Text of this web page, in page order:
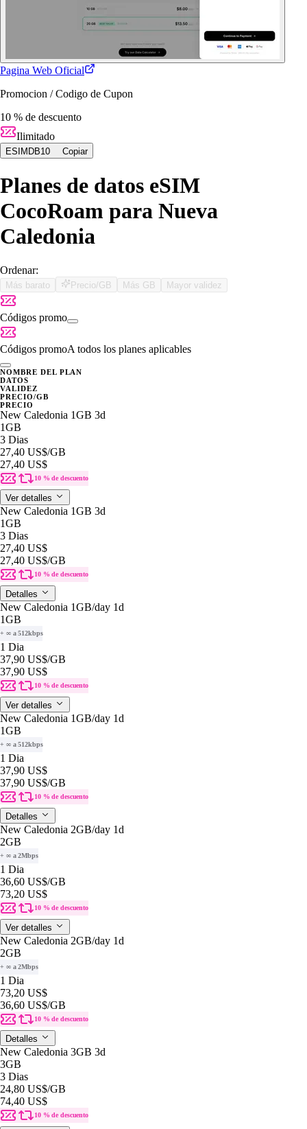
Pagina Web Oficial
Promocion / Codigo de Cupon
10 % de descuento
Ilimitado
ESIMDB10 Copiar
Planes de datos eSIM
CocoRoam para Nueva
Caledonia
Ordenar:
Más barato Precio/GB Más GB Mayor validez
Códigos promo
Códigos promoA todos los planes aplicables
NOMBRE DEL PLAN
DATOS
VALIDEZ
PRECIO/GB
PRECIO
New Caledonia 1GB 3d
1GB
3 Dias
27,40 US$/GB
27,40 US$
10 % de descuento
Ver detalles
New Caledonia 1GB 3d
1GB
3 Dias
27,40 US$
27,40 US$/GB
10 % de descuento
Detalles
New Caledonia 1GB/day 1d
1GB
+ ∞ a 512kbps
1 Dia
37,90 US$/GB
37,90 US$
10 % de descuento
Ver detalles
New Caledonia 1GB/day 1d
1GB
+ ∞ a 512kbps
1 Dia
37,90 US$
37,90 US$/GB
10 % de descuento
Detalles
New Caledonia 2GB/day 1d
2GB
+ ∞ a 2Mbps
1 Dia
36,60 US$/GB
73,20 US$
10 % de descuento
Ver detalles
New Caledonia 2GB/day 1d
2GB
+ ∞ a 2Mbps
1 Dia
73,20 US$
36,60 US$/GB
10 % de descuento
Detalles
New Caledonia 3GB 3d
3GB
3 Dias
24,80 US$/GB
74,40 US$
10 % de descuento